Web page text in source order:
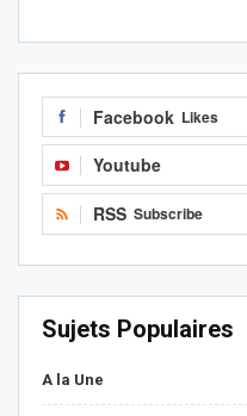
Facebook Likes
Youtube
RSS Subscribe
Sujets Populaires
A la Une